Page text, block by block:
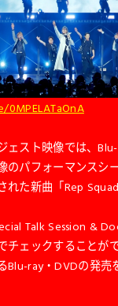
ェスト映像では、
のパフォーマンスシ
れた新曲「Rep
Talk Session &
チェックすることが
Blu-ray・DVDの発売